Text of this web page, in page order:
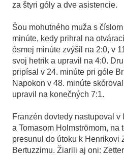
za štyri góly a dve asistencie.
Šou mohutného muža s
minúte, kedy prihral na
ôsmej minúte zvýšil na 2:0, v
svoj hetrik a upravil na 4:0.
pripísal v 24. minúte pri góle
Napokon v 48. minúte
upravil na konečných 7:1.
Franzén dovtedy nastupoval
a Tomasom Holmströmom, na
presunul do útoku k Henrikovi
Bertuzzimu. Žiarili aj oni: